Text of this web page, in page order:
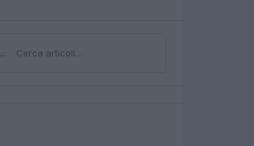
⌕Cerca